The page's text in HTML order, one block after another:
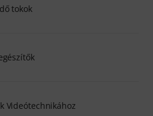
tokok
Videótechnikához